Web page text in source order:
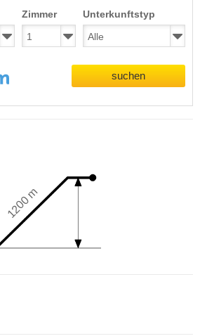
Zimmer Unterkunftstyp
suchen
1200 m